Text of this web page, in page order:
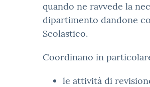
quando ne ravvede la
dipartimento dandone
Scolastico.
Coordinano in
le attività di